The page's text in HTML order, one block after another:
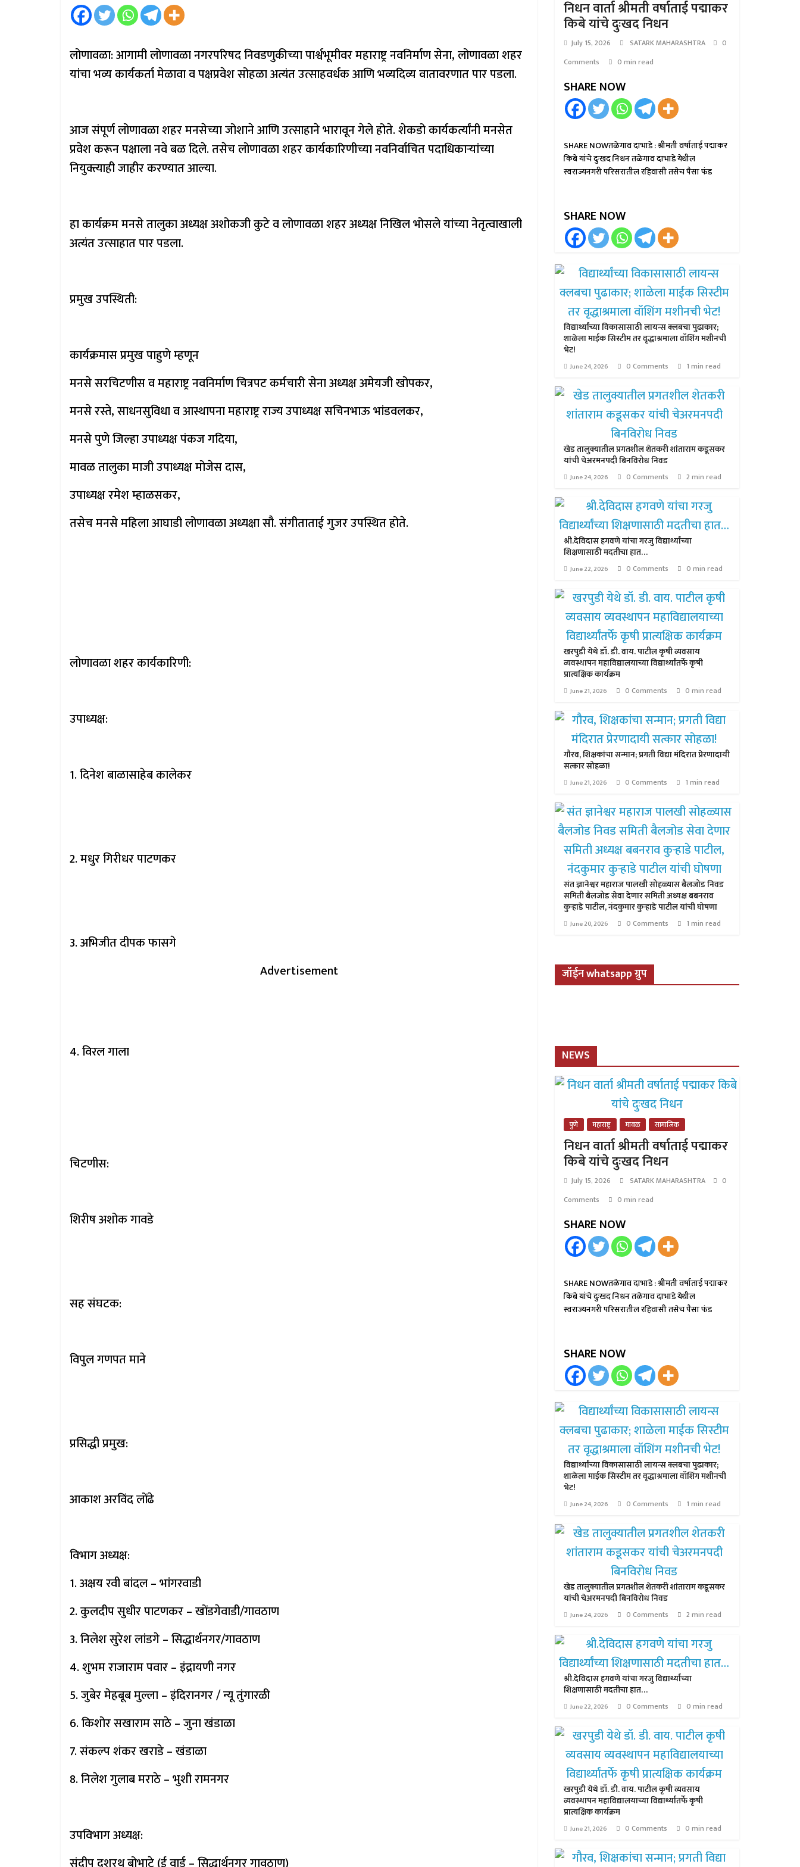
लोणावळा: आगामी लोणावळा नगरपरिषद निवडणुकीच्या पार्श्वभूमीवर महाराष्ट्र नवनिर्माण सेना, लोणावळा शहर
यांचा भव्य कार्यकर्ता मेळावा व पक्षप्रवेश सोहळा अत्यंत उत्साहवर्धक आणि भव्यदिव्य वातावरणात पार पडला.
आज संपूर्ण लोणावळा शहर मनसेच्या जोशाने आणि उत्साहाने भारावून गेले होते. शेकडो कार्यकर्त्यांनी मनसेत
प्रवेश करून पक्षाला नवे बळ दिले. तसेच लोणावळा शहर कार्यकारिणीच्या नवनिर्वाचित पदाधिकाऱ्यांच्या
नियुक्त्याही जाहीर करण्यात आल्या.
हा कार्यक्रम मनसे तालुका अध्यक्ष अशोकजी कुटे व लोणावळा शहर अध्यक्ष निखिल भोसले यांच्या नेतृत्वाखाली
अत्यंत उत्साहात पार पडला.
प्रमुख उपस्थिती:
कार्यक्रमास प्रमुख पाहुणे म्हणून
मनसे सरचिटणीस व महाराष्ट्र नवनिर्माण चित्रपट कर्मचारी सेना अध्यक्ष अमेयजी खोपकर,
मनसे रस्ते, साधनसुविधा व आस्थापना महाराष्ट्र राज्य उपाध्यक्ष सचिनभाऊ भांडवलकर,
मनसे पुणे जिल्हा उपाध्यक्ष पंकज गदिया,
मावळ तालुका माजी उपाध्यक्ष मोजेस दास,
उपाध्यक्ष रमेश म्हाळसकर,
तसेच मनसे महिला आघाडी लोणावळा अध्यक्षा सौ. संगीताताई गुजर उपस्थित होते.
लोणावळा शहर कार्यकारिणी:
उपाध्यक्ष:
1. दिनेश बाळासाहेब कालेकर
2. मधुर गिरीधर पाटणकर
3. अभिजीत दीपक फासगे
Advertisement
4. विरल गाला
चिटणीस:
शिरीष अशोक गावडे
सह संघटक:
विपुल गणपत माने
प्रसिद्धी प्रमुख:
आकाश अरविंद लोंढे
विभाग अध्यक्ष:
1. अक्षय रवी बांदल – भांगरवाडी
2. कुलदीप सुधीर पाटणकर – खोंडगेवाडी/गावठाण
3. निलेश सुरेश लांडगे – सिद्धार्थनगर/गावठाण
4. शुभम राजाराम पवार – इंद्रायणी नगर
5. जुबेर मेहबूब मुल्ला – इंदिरानगर / न्यू तुंगारळी
6. किशोर सखाराम साठे – जुना खंडाळा
7. संकल्प शंकर खराडे – खंडाळा
8. निलेश गुलाब मराठे – भुशी रामनगर
उपविभाग अध्यक्ष:
निधन वार्ता श्रीमती वर्षाताई पद्माकर
किबे यांचे दुःखद निधन
July 15, 2026 SATARK MAHARASHTRA
0
Comments
0 min read
SHARE NOW
SHARE NOWतळेगाव दाभाडे : श्रीमती वर्षाताई पद्माकर
किबे यांचे दुःखद निधन तळेगाव दाभाडे येथील
स्वराज्यनगरी परिसरातील रहिवासी तसेच पैसा फंड
SHARE NOW
विद्यार्थ्यांच्या विकासासाठी लायन्स क्लबचा पुढाकार;
शाळेला माईक सिस्टीम तर वृद्धाश्रमाला वॉशिंग मशीनची
भेट!
June 24, 2026 0 Comments 1 min read
खेड तालुक्यातील प्रगतशील शेतकरी शांताराम कडूसकर
यांची चेअरमनपदी बिनविरोध निवड
June 24, 2026 0 Comments 2 min read
श्री.देविदास हगवणे यांचा गरजु विद्यार्थ्यांच्या
शिक्षणासाठी मदतीचा हात…
June 22, 2026 0 Comments 0 min read
खरपुडी येथे डॉ. डी. वाय. पाटील कृषी व्यवसाय
व्यवस्थापन महाविद्यालयाच्या विद्यार्थ्यांतर्फे कृषी
प्रात्यक्षिक कार्यक्रम
June 21, 2026 0 Comments 0 min read
गौरव, शिक्षकांचा सन्मान; प्रगती विद्या मंदिरात प्रेरणादायी
सत्कार सोहळा!
June 21, 2026 0 Comments 1 min read
संत ज्ञानेश्वर महाराज पालखी सोहळ्यास बैलजोड निवड
समिती बैलजोड सेवा देणार समिती अध्यक्ष बबनराव
कुऱ्हाडे पाटील, नंदकुमार कुऱ्हाडे पाटील यांची घोषणा
June 20, 2026 0 Comments 1 min read
जॉईन whatsapp ग्रुप
NEWS
पुणे महाराष्ट्र मावळ सामाजिक
निधन वार्ता श्रीमती वर्षाताई पद्माकर
किबे यांचे दुःखद निधन
July 15, 2026 SATARK MAHARASHTRA
0
Comments
0 min read
SHARE NOW
SHARE NOWतळेगाव दाभाडे : श्रीमती वर्षाताई पद्माकर
किबे यांचे दुःखद निधन तळेगाव दाभाडे येथील
स्वराज्यनगरी परिसरातील रहिवासी तसेच पैसा फंड
SHARE NOW
विद्यार्थ्यांच्या विकासासाठी लायन्स क्लबचा पुढाकार;
शाळेला माईक सिस्टीम तर वृद्धाश्रमाला वॉशिंग मशीनची
भेट!
June 24, 2026 0 Comments 1 min read
खेड तालुक्यातील प्रगतशील शेतकरी शांताराम कडूसकर
यांची चेअरमनपदी बिनविरोध निवड
June 24, 2026 0 Comments 2 min read
श्री.देविदास हगवणे यांचा गरजु विद्यार्थ्यांच्या
शिक्षणासाठी मदतीचा हात…
June 22, 2026 0 Comments 0 min read
खरपुडी येथे डॉ. डी. वाय. पाटील कृषी व्यवसाय
व्यवस्थापन महाविद्यालयाच्या विद्यार्थ्यांतर्फे कृषी
प्रात्यक्षिक कार्यक्रम
June 21, 2026 0 Comments 0 min read